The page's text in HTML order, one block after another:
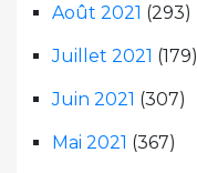
Août 2021 (293)
Juillet 2021 (179)
Juin 2021 (307)
Mai 2021 (367)